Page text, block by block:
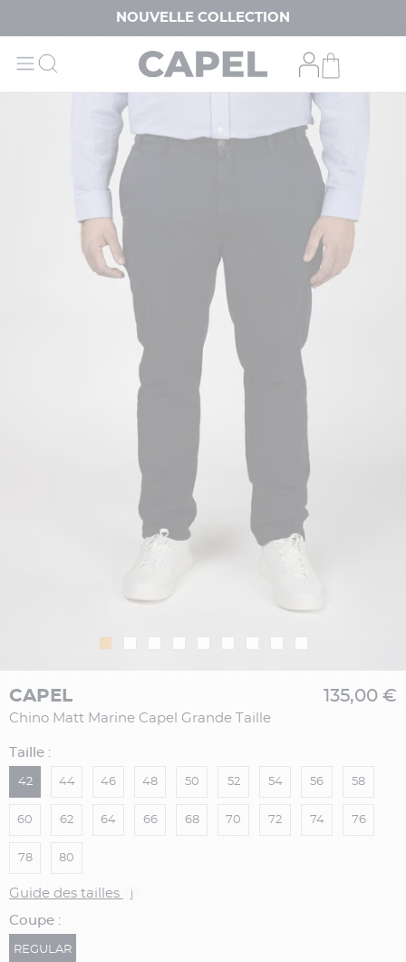
NOUVELLE COLLECTION
CAPEL
Chino Matt Marine Capel Grande Taille
135,00 €
Taille :
42 44 46 48 50 52 54 56 58
60 62 64 66 68 70 72 74 76
78 80
Guide des tailles i
Coupe :
REGULAR